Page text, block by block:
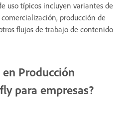
uso típicos incluyen variantes de
producción de
flujos de trabajo de contenido
en Producción
para empresas?